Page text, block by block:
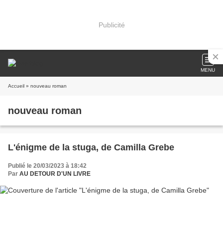
Publicité
MENU
Accueil » nouveau roman
nouveau roman
L'énigme de la stuga, de Camilla Grebe
Publié le 20/03/2023 à 18:42
Par AU DETOUR D'UN LIVRE